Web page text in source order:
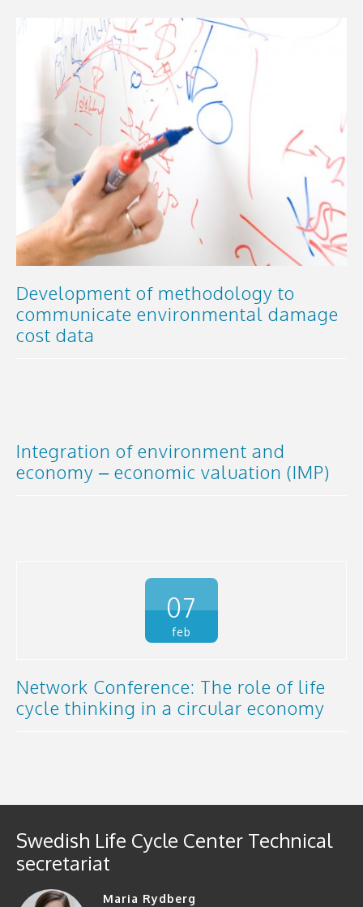
Development of methodology to
communicate environmental damage
cost data
Integration of environment and
economy – economic valuation (IMP)
07
feb
Network Conference: The role of life
cycle thinking in a circular economy
Swedish Life Cycle Center Technical
secretariat
Maria Rydberg